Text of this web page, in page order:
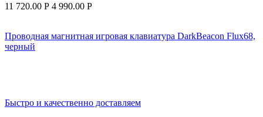
11 720.00 Р 4 990.00 Р
Проводная магнитная игровая клавиатура DarkBeacon Flux68,
черный
Быстро и качественно доставляем